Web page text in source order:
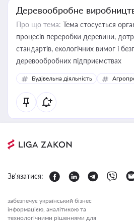
Деревообробне
Про що тема: Тема стосується
процесів переробки деревини,
стандартів, екологічних вимог і
деревообробних підприємствах
Будівельна діяльність
Зв'язатися:
забезпечує український бізнес
інформацією, аналітикою та
технологічними рішеннями для